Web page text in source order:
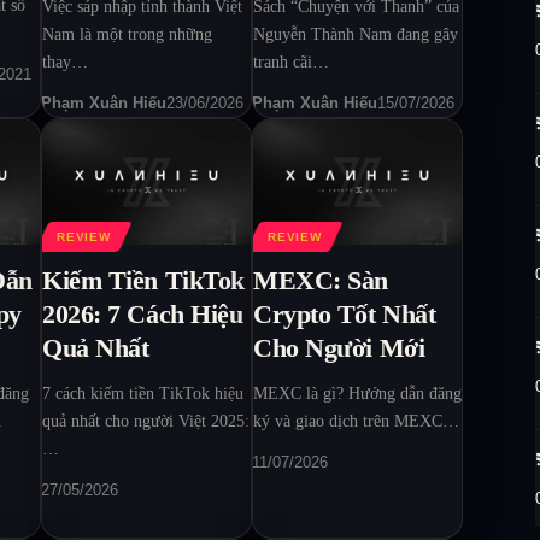
số
Việc sáp nhập tỉnh thành Việt
Nam là một trong những
thay…
Phạm Xuân Hiếu23/06/2026
Sách “Chuyện với Thanh” của
Nguyễn Thành Nam đang gây
tranh cãi…
Phạm Xuân Hiếu15/07/2026
REVIEW
Kiếm Tiền TikTok
2026: 7 Cách Hiệu
Quả Nhất
7 cách kiếm tiền TikTok hiệu
quả nhất cho người Việt 2025:
27/05/2026
REVIEW
MEXC: Sàn
Crypto Tốt Nhất
Cho Người Mới
MEXC là gì? Hướng dẫn đăng
ký và giao dịch trên MEXC…
11/07/2026